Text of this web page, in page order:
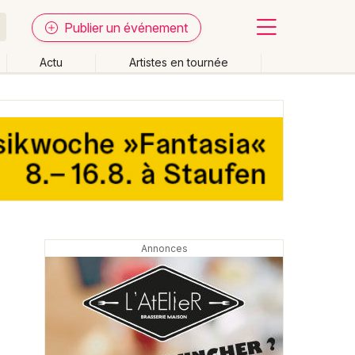
Publier un événement
Actu Artistes en tournée
Effacer les dates
end Autre